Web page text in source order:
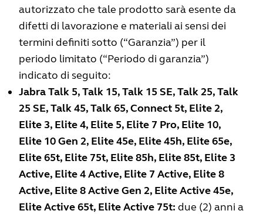
autorizzato che tale prodotto sarà esente da
difetti di lavorazione e materiali ai sensi dei
termini definiti sotto (“Garanzia”) per il
periodo limitato (“Periodo di garanzia”)
indicato di seguito:
Jabra Talk 5, Talk 15, Talk 15 SE, Talk 25, Talk
25 SE, Talk 45, Talk 65, Connect 5t, Elite 2,
Elite 3, Elite 4, Elite 5, Elite 7 Pro, Elite 10,
Elite 10 Gen 2, Elite 45e, Elite 45h, Elite 65e,
Elite 65t, Elite 75t, Elite 85h, Elite 85t, Elite 3
Active, Elite 4 Active, Elite 7 Active, Elite 8
Active, Elite 8 Active Gen 2, Elite Active 45e,
Elite Active 65t, Elite Active 75t: due (2) anni a